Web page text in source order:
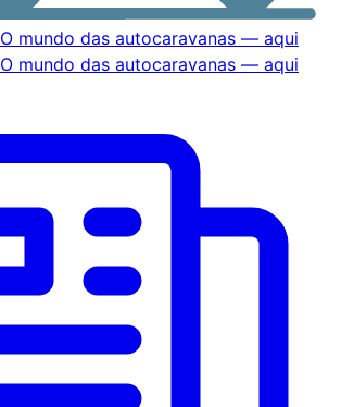
O mundo das autocaravanas — aqui
O mundo das autocaravanas — aqui